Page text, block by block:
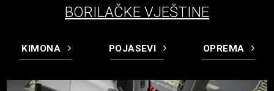
BORILAČKE VJEŠTINE
KIMONA POJASEVI OPREMA